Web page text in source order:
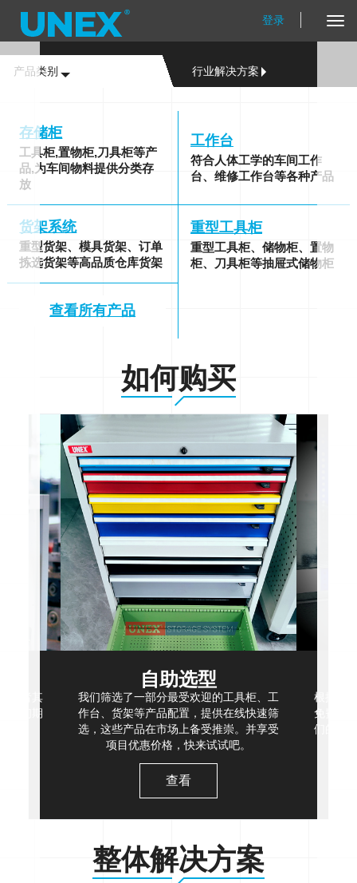
登录
产品类别 行业解决方案
存储柜
工具柜,置物柜,刀具柜等产
品,为车间物料提供分类存
放
工作台
符合人体工学的车间工作
台、维修工作台等各种产品
货架系统
重型货架、模具货架、订单
拣选货架等高品质仓库货架
重型工具柜
重型工具柜、储物柜、置物
柜、刀具柜等抽屉式储物柜
查看所有产品
如何购买
或者其
我们期
自助选型
我们筛选了一部分最受欢迎的工具柜、工
作台、货架等产品配置，提供在线快速筛
选，这些产品在市场上备受推崇。并享受
项目优惠价格，快来试试吧。
查看
根据现
免费空
们的项
整体解决方案